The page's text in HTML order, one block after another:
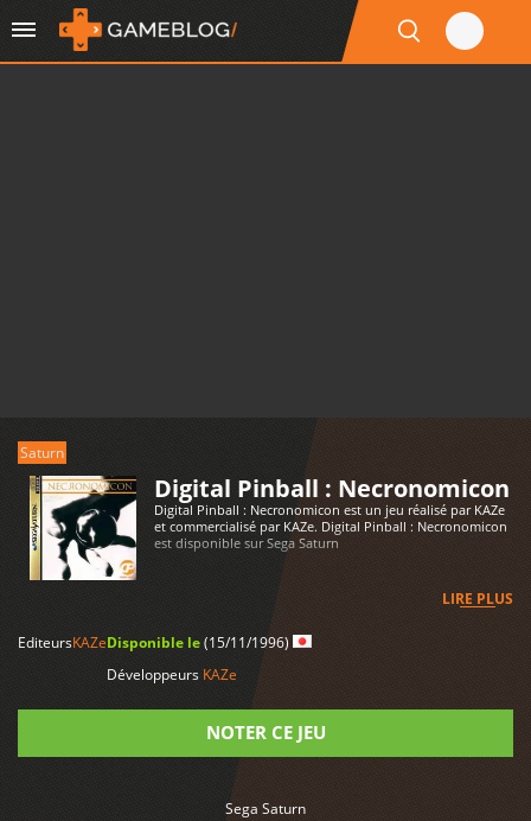
Saturn
Digital Pinball : Necronomicon
Digital Pinball : Necronomicon est un jeu réalisé par KAZe
et commercialisé par KAZe. Digital Pinball : Necronomicon
est disponible sur Sega Saturn
LIRE PLUS
EditeursKAZeDisponible le(15/11/1996)
Développeurs KAZe
NOTER CE JEU
Sega Saturn